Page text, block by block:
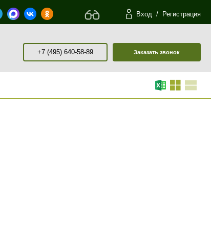
Вход / Регистрация
+7 (495) 640-58-89 Заказать звонок